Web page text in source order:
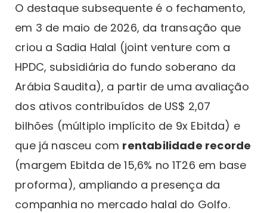
O destaque subsequente é o fechamento,
em 3 de maio de 2026, da transação que
criou a Sadia Halal (joint venture com a
HPDC, subsidiária do fundo soberano da
Arábia Saudita), a partir de uma avaliação
dos ativos contribuídos de US$ 2,07
bilhões (múltiplo implícito de 9x Ebitda) e
que já nasceu com rentabilidade recorde
(margem Ebitda de 15,6% no 1T26 em base
proforma), ampliando a presença da
companhia no mercado halal do Golfo.